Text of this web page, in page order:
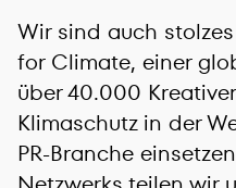
Wir sind auch
for Climate, einer
über 40.000
Klimaschutz in der
PR-Branche